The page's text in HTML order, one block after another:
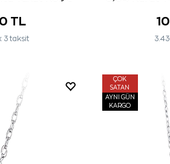
TL
3 taksit
ÇOK
SATAN
AYNI GÜN
KARGO